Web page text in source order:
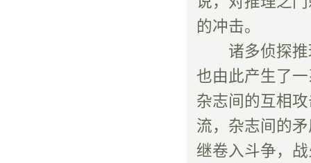
的冲击。
诸多侦探推
也由此产生了
杂志间的互相
流，杂志间的
继卷入斗争，